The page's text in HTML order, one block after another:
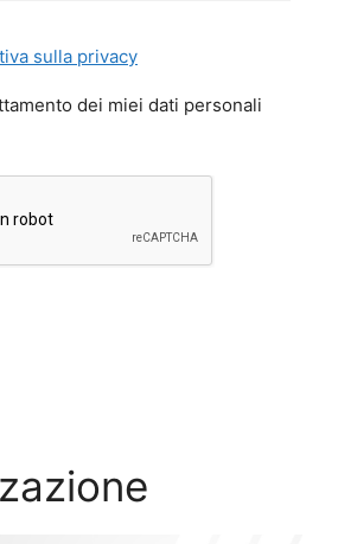
sulla privacy
dei miei dati personali